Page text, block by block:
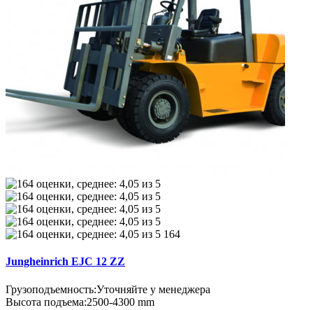
164
Jungheinrich EJC 12 ZZ
Грузоподъемность:Уточняйте у менеджера
Высота подъема:2500-4300 mm